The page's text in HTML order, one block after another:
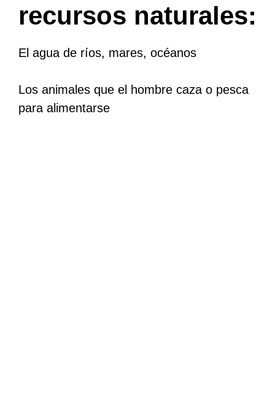
recursos naturales:
El agua de ríos, mares, océanos
Los animales que el hombre caza o pesca
para alimentarse